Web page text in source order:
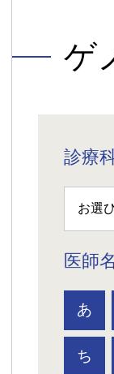
ゲ
診療
医師
あ
ち